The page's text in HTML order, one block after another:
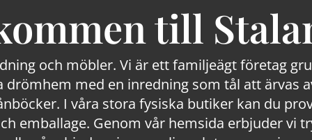
till
och möbler. Vi är ett familjeägt företag
med en inredning som tål att ärvas
I våra stora fysiska butiker kan du
emballage. Genom vår hemsida erbjuder vi